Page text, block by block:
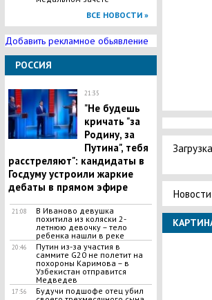
ВСЕ НОВОСТИ »
Добавить рекламное обьявление
РОССИЯ
21:35
"Не будешь
кричать "за
Родину, за
Путина", тебя
расстреляют": кандидаты в
Госдуму устроили жаркие
дебаты в прямом эфире
21:08
В Иваново девушка
похитила из коляски 2-
летнюю девочку – тело
ребенка нашли в реке
20:46
Путин из-за участия в
саммите G20 не полетит на
похороны Каримова – в
Узбекистан отправится
Медведев
17:56
Будучи подшофе отец убил